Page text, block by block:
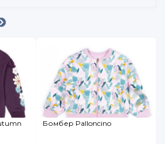
Жакет Crockid